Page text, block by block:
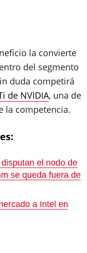
la convierte
del segmento
duda competirá
de NVIDIA, una de
la competencia.
el nodo de
se queda fuera de
a Intel en